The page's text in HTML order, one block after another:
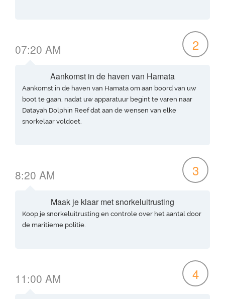
07:20 AM 2
Aankomst in de haven van Hamata
Aankomst in de haven van Hamata om aan boord van uw
boot te gaan, nadat uw apparatuur begint te varen naar
Datayah Dolphin Reef dat aan de wensen van elke
snorkelaar voldoet.
8:20 AM 3
Maak je klaar met snorkeluitrusting
Koop je snorkeluitrusting en controle over het aantal door
de maritieme politie.
11:00 AM 4